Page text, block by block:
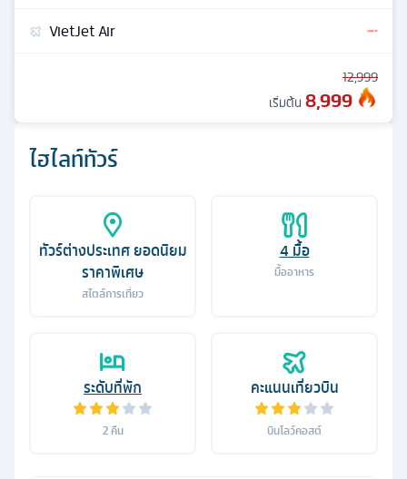
ไฮไลท์ทัวร์
ทัวร์ต่างประเทศ ยอดนิยม
ราคาพิเศษ
สไตล์การเที่ยว
4 มื้อ
มื้ออาหาร
ระดับที่พัก
2คืน
คะแนนเที่ยวบิน
บินโลว์คอสต์
VietJet Air
12,999
เริ่มต้น 8,999